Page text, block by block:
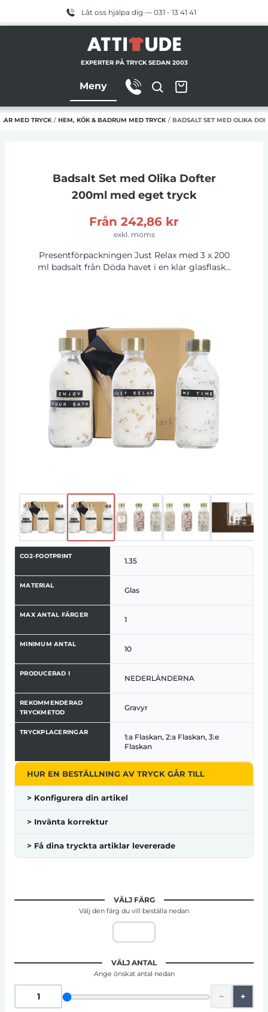
Låt oss hjälpa dig — 031 - 13 41 41
EXPERTER PÅ TRYCK SEDAN 2003
Meny
MED TRYCK / HEM, KÖK & BADRUM MED TRYCK / BADSALT SET MED OLIKA
Badsalt Set med Olika Dofter
200ml med eget tryck
Från 242,86 kr
exkl. moms
Presentförpackningen Just Relax med 3 x 200
ml badsalt från Döda havet i en klar glasflaska
Den perfekta presenten för varje tillfälle till ett
överkomligt pris. Tillverkad i Nederländerna.
CO2-FOOTPRINT
1.35
MATERIAL
Glas
MAX ANTAL FÄRGER
1
MINIMUM ANTAL
10
PRODUCERAD I
NEDERLÄNDERNA
REKOMMENDERAD
TRYCKMETOD
Gravyr
TRYCKPLACERINGAR
1:a Flaskan, 2:a Flaskan, 3:e
Flaskan
HUR EN BESTÄLLNING AV TRYCK GÅR TILL
> Konfigurera din artikel
> Invänta korrektur
> Få dina tryckta artiklar levererade
VÄLJ FÄRG
Välj den färg du vill beställa nedan
VÄLJ ANTAL
Ange önskat antal nedan
− +